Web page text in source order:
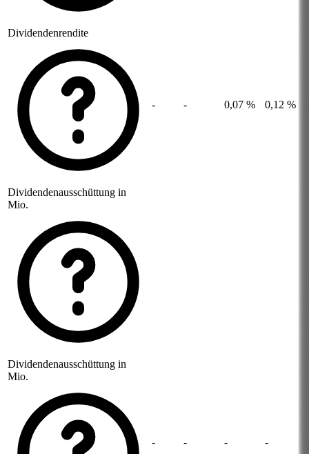
Dividendenrendite
- - 0,07 % 0,12 %
Dividendenausschüttung in
Mio.
Dividendenausschüttung in
Mio.
- - - -